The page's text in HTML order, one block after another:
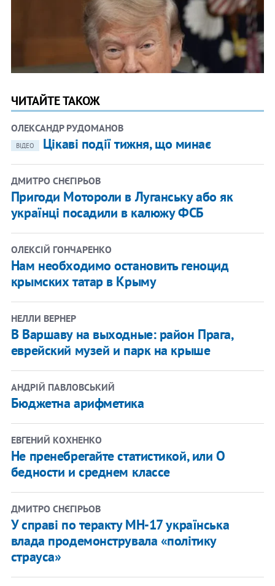
ЧИТАЙТЕ ТАКОЖ
ОЛЕКСАНДР РУДОМАНОВ
ВІДЕО Цікаві події тижня, що минає
ДМИТРО СНЄГІРЬОВ
Пригоди Мотороли в Луганську або як
українці посадили в калюжу ФСБ
ОЛЕКСІЙ ГОНЧАРЕНКО
Нам необходимо остановить геноцид
крымских татар в Крыму
НЕЛЛИ ВЕРНЕР
В Варшаву на выходные: район Прага,
еврейский музей и парк на крыше
АНДРІЙ ПАВЛОВСЬКИЙ
Бюджетна арифметика
ЕВГЕНИЙ КОХНЕНКО
Не пренебрегайте статистикой, или О
бедности и среднем классе
ДМИТРО СНЄГІРЬОВ
У справі по теракту МН-17 українська
влада продемонструвала «політику
страуса»